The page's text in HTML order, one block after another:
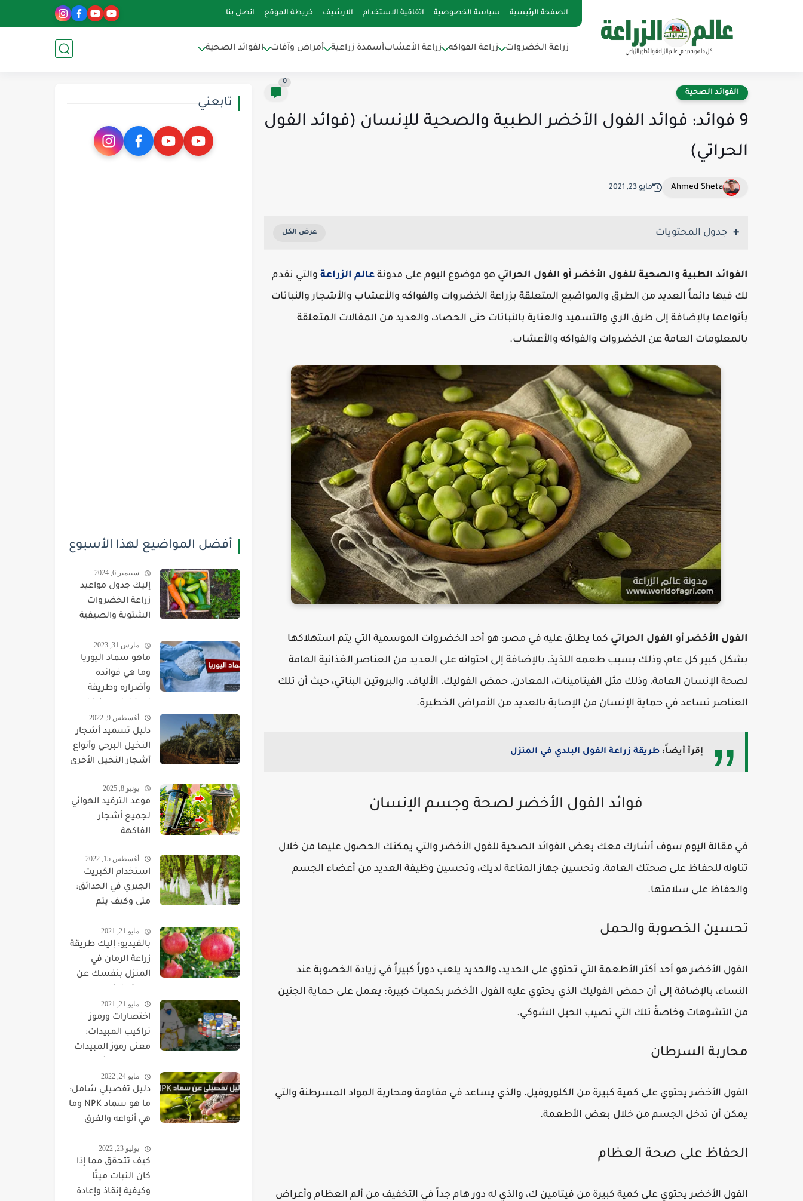
الصفحة الرئيسية سياسة الخصوصية اتفاقية الاستخدام الارشيف خريطة الموقع اتصل بنا
زراعة الخضروات زراعة الفواكه زراعة الأعشابأسمدة زراعية أمراض وآفات الفوائد الصحية
الفوائد الصحية
0
9 فوائد: فوائد الفول الأخضر الطبية والصحية للإنسان (فوائد الفول
الحراتي)
Ahmed Sheta مايو 23, 2021
جدول المحتويات
الفوائد الطبية والصحية للفول الأخضر أو الفول الحراتي هو موضوع اليوم على مدونة عالم الزراعة والتي نقدم
لك فيها دائماً العديد من الطرق والمواضيع المتعلقة بزراعة الخضروات والفواكه والأعشاب والأشجار والنباتات
بأنواعها بالإضافة إلى طرق الري والتسميد والعناية بالنباتات حتى الحصاد، والعديد من المقالات المتعلقة
بالمعلومات العامة عن الخضروات والفواكه والأعشاب.
الفول الأخضرأو الفول الحراتي كما يطلق عليه في مصر؛ هو أحد الخضروات الموسمية التي يتم استهلاكها
بشكل كبير كل عام، وذلك بسبب طعمه اللذيذ، بالإضافة إلى احتوائه على العديد من العناصر الغذائية الهامة
لصحة الإنسان العامة، وذلك مثل الفيتامينات، المعادن، حمض الفوليك، الألياف، والبروتين البناتي، حيث أن تلك
العناصر تساعد في حماية الإنسان من الإصابة بالعديد من الأمراض الخطيرة.
إقرأ أيضاً: طريقة زراعة الفول البلدي في المنزل
فوائد الفول الأخضر لصحة وجسم الإنسان
في مقالة اليوم سوف أشارك معك بعض الفوائد الصحية للفول الأخضر والتي يمكنك الحصول عليها من خلال
تناوله للحفاظ على صحتك العامة، وتحسين جهاز المناعة لديك، وتحسين وظيفة العديد من أعضاء الجسم
والحفاظ على سلامتها.
تحسين الخصوبة والحمل
الفول الأخضر هو أحد أكثر الأطعمة التي تحتوي على الحديد، والحديد يلعب دوراً كبيراً في زيادة الخصوبة عند
النساء، بالإضافة إلى أن حمض الفوليك الذي يحتوي عليه الفول الأخضر بكميات كبيرة؛ يعمل على حماية الجنين
من التشوهات وخاصةً تلك التي تصيب الحبل الشوكي.
محاربة السرطان
الفول الأخضر يحتوي على كمية كبيرة من الكلوروفيل، والذي يساعد في مقاومة ومحاربة المواد المسرطنة والتي
يمكن أن تدخل الجسم من خلال بعض الأطعمة.
الحفاظ على صحة العظام
الفول الأخضر يحتوي على كمية كبيرة من فيتامين ك، والذي له دور هام جداً في التخفيف من ألم العظام وأعراض
تابعني
أفضل المواضيع لهذا الأسبوع
سبتمبر 6, 2024
إليك جدول مواعيد
زراعة الخضروات
الشتوية والصيفية
والشهر
مارس 31, 2023
ماهو سماد اليوريا
وما هي فوائده
وأضراره وطريقة
صحيح
أغسطس 9, 2022
دليل تسميد أشجار
النخيل البرحي وأنواع
أشجار النخيل الأخرى
يونيو 8, 2025
موعد الترقيد الهوائي
لجميع أشجار
الفاكهة
أغسطس 15, 2022
استخدام الكبريت
الجيري في الحدائق:
متى وكيف يتم
الجيري؟
مايو 21, 2021
بالفيديو: إليك طريقة
زراعة الرمان في
المنزل بنفسك عن
والشتلات
مايو 21, 2021
اختصارات ورموز
تراكيب المبيدات:
معنى رموز المبيدات
وطريقة استخدامها
بالتفصيل
مايو 24, 2022
دليل تفصيلي شامل:
ما هو سماد NPK وما
هي أنواعه والفرق
استخدام كل نوع!
يوليو 23, 2022
كيف تتحقق مما إذا
كان النبات ميتًا
وكيفية إنقاذ وإعادة